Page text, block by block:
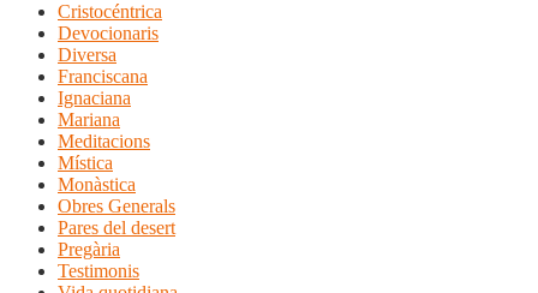
Cristocéntrica
Devocionaris
Diversa
Franciscana
Ignaciana
Mariana
Meditacions
Mística
Monàstica
Obres Generals
Pares del desert
Pregària
Testimonis